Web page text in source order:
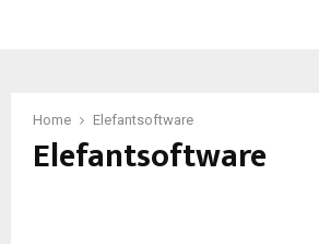
Home Elefantsoftware
Elefantsoftware